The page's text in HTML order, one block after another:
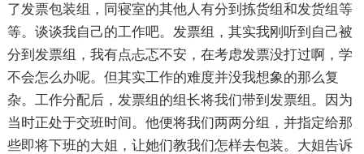
了发票包装组，同寝室的其他人有分到拣货组和发货组等
等。谈谈我自己的工作吧。发票组，其实我刚听到自己被
分到发票组，我有点忐忑不安，在考虑发票没打过啊，学
不会怎么办呢。但其实工作的难度并没我想象的那么复
杂。工作分配后，发票组的组长将我们带到发票组。因为
当时正处于交班时间。他便将我们两两分组，并指定给那
些即将下班的大姐，让她们教我们怎样去包装。大姐告诉